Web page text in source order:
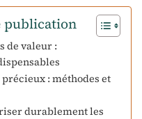
publication
de valeur :
: méthodes et
durablement les